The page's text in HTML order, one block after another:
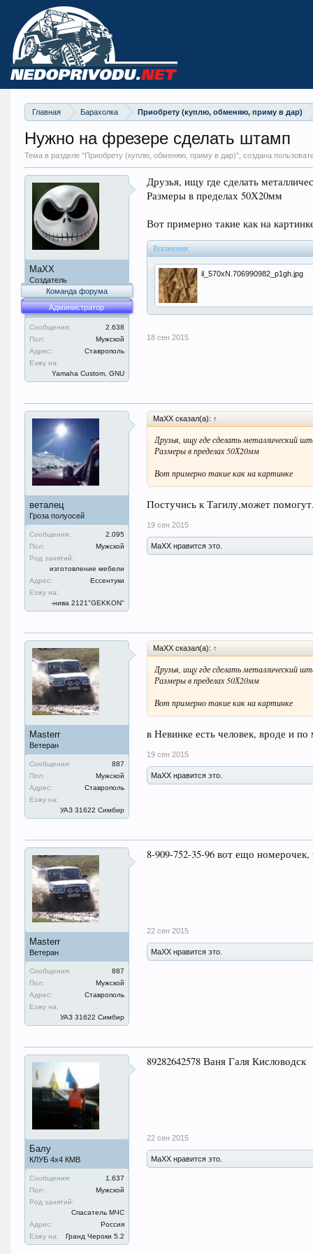
Главная Барахолка Приобрету (куплю, обменяю, приму в дар)
Нужно на фрезере сделать штамп
Тема в разделе "Приобрету (куплю, обменяю, приму в дар)", создана
MaXX
Создатель
Команда форума
Администратор
Сообщения:
2.638
Пол:
Мужской
Адрес:
Ставрополь
Езжу на:
Yamaha Custom, GNU
Друзья, ищу где сделать
Размеры в пределах 50Х20мм
Вот примерно такие как на
Вложения:
il_570xN.706990982_p1gh.jpg
18 сен 2015
веталец
Гроза полуосей
Сообщения:
2.095
Пол:
Мужской
Род занятий:
изготовление мебели
Адрес:
Ессентуки
Езжу на:
-нива 2121"GEKKON"
MaXX сказал(а): ↑
Друзья, ищу где сделать металлический
Размеры в пределах 50Х20мм
Вот примерно такие как на картинке
Постучись к Тагилу,может
19 сен 2015
MaXX нравится это.
Masterr
Ветеран
Сообщения:
887
Пол:
Мужской
Адрес:
Ставрополь
Езжу на:
УАЗ 31622 Симбир
MaXX сказал(а): ↑
Друзья, ищу где сделать металлический
Размеры в пределах 50Х20мм
Вот примерно такие как на картинке
в Невинке есть человек, вроде и по
19 сен 2015
MaXX нравится это.
Masterr
Ветеран
Сообщения:
887
Пол:
Мужской
Адрес:
Ставрополь
Езжу на:
УАЗ 31622 Симбир
8-909-752-35-96 вот ещо
22 сен 2015
MaXX нравится это.
Балу
КЛУБ 4х4 КМВ
Сообщения:
1.637
Пол:
Мужской
Род занятий:
Спасатель МЧС
Адрес:
Россия
Езжу на:
Гранд Чероки 5.2
89282642578 Ваня Галя Кисловодск
22 сен 2015
MaXX нравится это.